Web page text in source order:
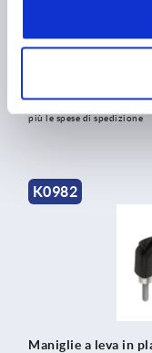
Maniglie a leva in
più le spese di spedizione
K0982
Maniglie a leva in